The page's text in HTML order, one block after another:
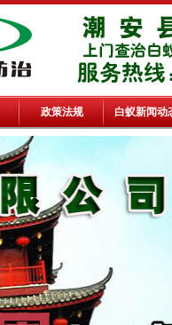
政策法规 白蚁新闻动